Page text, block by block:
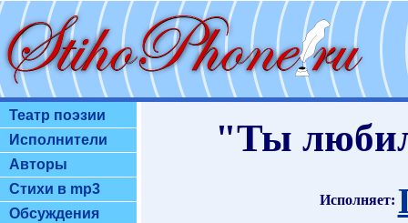
Театр поэзии
Исполнители
Авторы
Стихи в mp3
Обсуждения
"Ты
Исполняет: